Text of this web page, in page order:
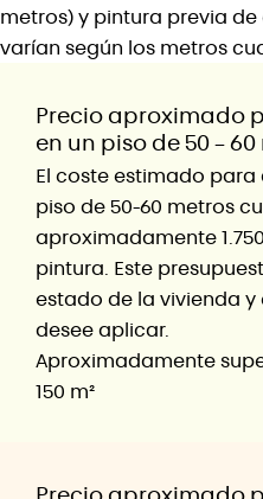
metros) y pintura previa
varían según los metros
Precio aproximado
en un piso de 50 – 60
El coste estimado para
piso de 50-60 metros
aproximadamente
pintura. Este
estado de la vivienda
desee aplicar.
Aproximadamente
150 m²